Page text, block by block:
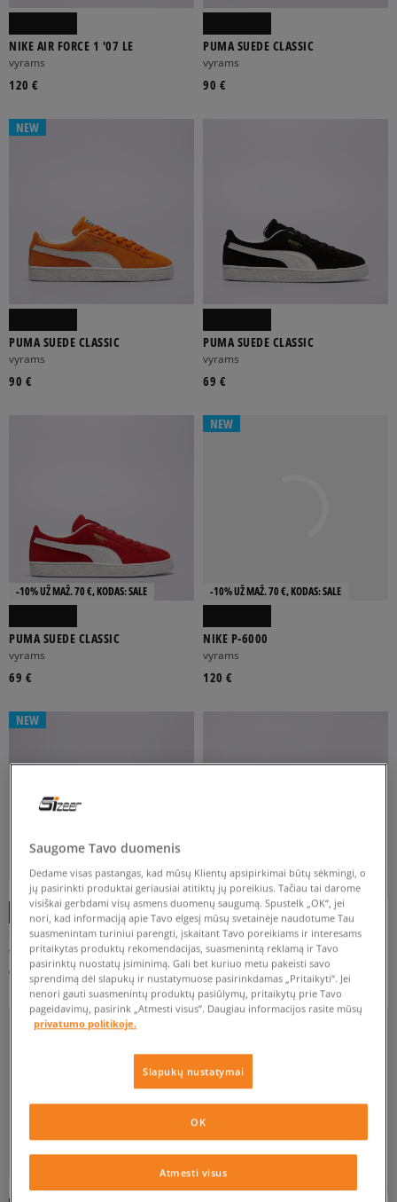
AUKŠTO PROFILIO ŽEMO PROFILIO
7,5 CM KULNAS PLOKŠČIAS SPORTINIS
VASAROS ŽIEMOS
FILTRUOTI
NIKE AIR FORCE 1 '07 LE
vyrams
120 €
PUMA SUEDE CLASSIC
vyrams
90 €
NEW
PUMA SUEDE CLASSIC
vyrams
90 €
PUMA SUEDE CLASSIC
vyrams
69 €
-10% UŽ MAŽ. 70 €, KODAS: SALE
PUMA SUEDE CLASSIC
vyrams
69 €
NEW
-10% UŽ MAŽ. 70 €, KODAS: SALE
NIKE P-6000
vyrams
120 €
NEW
-10% UŽ MAŽ. 70 €, KODAS: SALE
NIKE V5 RNR
vyrams
90 €
-10% UŽ MAŽ. 70 €, KODAS: SALE
ADIDAS HANDBALL SPEZIAL
vyrams
110 €
99 €
Saugome Tavo duomenis
Dedame visas pastangas, kad mūsų Klientų apsipirkimai būtų sėkmingi, o
jų pasirinkti produktai geriausiai atitiktų jų poreikius. Tačiau tai darome
visiškai gerbdami visų asmens duomenų saugumą. Spustelk „OK“, jei
nori, kad informaciją apie Tavo elgesį mūsų svetainėje naudotume Tau
suasmenintam turiniui parengti, įskaitant Tavo poreikiams ir interesams
pritaikytas produktų rekomendacijas, suasmenintą reklamą ir Tavo
pasirinktų nuostatų įsiminimą. Gali bet kuriuo metu pakeisti savo
sprendimą dėl slapukų ir nustatymuose pasirinkdamas „Pritaikyti“. Jei
nenori gauti suasmenintų produktų pasiūlymų, pritaikytų prie Tavo
pageidavimų, pasirink „Atmesti visus”. Daugiau informacijos rasite mūsų
privatumo politikoje.
Slapukų nustatymai
Atmesti visus
OK